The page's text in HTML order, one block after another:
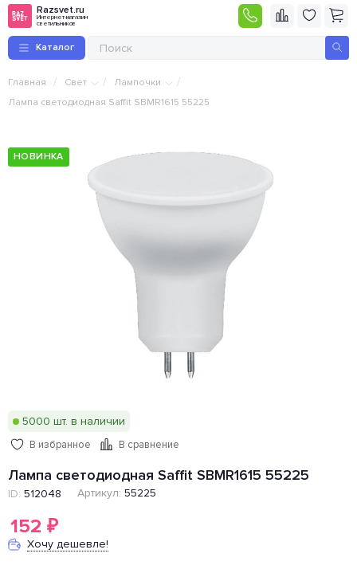
Razsvet.ru
Интернет-магазин
светильников
Каталог
Главная / Свет / Лампочки /
Лампа светодиодная Saffit SBMR1615 55225
НОВИНКА
5000 шт. в наличии
В избранное В сравнение
Лампа светодиодная Saffit SBMR1615 55225
ID: 512048 Артикул: 55225
152 ₽
Хочу дешевле!